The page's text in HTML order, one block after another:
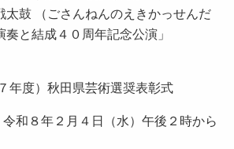
太鼓
（ごさんねんのえきかっせんだ
奏と結成４０周年記念公演」
年度）秋田県芸術選奨表彰式
年２月４日（水）午後２時から